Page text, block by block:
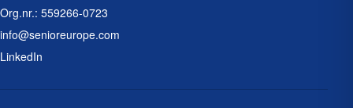
Org.nr.: 559266-0723
info@senioreurope.com
LinkedIn